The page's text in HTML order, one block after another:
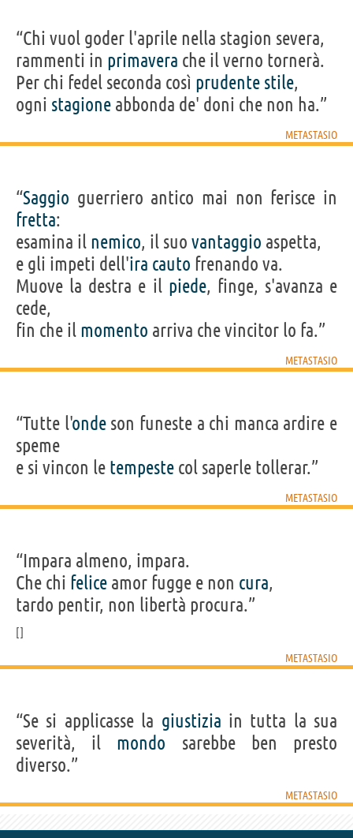
“Chi vuol goder l'aprile nella stagion severa,
rammenti in primavera che il verno tornerà.
Per chi fedel seconda così prudente stile,
ogni stagione abbonda de' doni che non ha.”
METASTASIO
“Saggio guerriero antico mai non ferisce in
fretta:
esamina il nemico, il suo vantaggio aspetta,
e gli impeti dell'ira cauto frenando va.
Muove la destra e il piede, finge, s'avanza e
cede,
fin che il momento arriva che vincitor lo fa.”
METASTASIO
“Tutte l'ondeson funeste a chi manca ardire e
speme
e si vincon le tempeste col saperle tollerar.”
METASTASIO
“Impara almeno, impara.
Che chi felice amor fugge e non cura,
tardo pentir, non libertà procura.”
METASTASIO
“Se si applicasse la giustizia in tutta la sua
severità, il mondo sarebbe ben presto
diverso.”
METASTASIO